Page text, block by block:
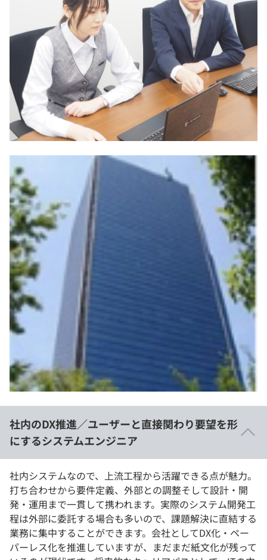
社内のDX推進／ユーザーと直接関わり要望を形
にするシステムエンジニア
社内システムなので、上流工程から活躍できる点が魅力。
打ち合わせから要件定義、外部との調整そして設計・開
発・運用まで一貫して携われます。実際のシステム開発工
程は外部に委託する場合も多いので、課題解決に直結する
業務に集中することができます。会社としてDX化・ペー
パーレス化を推進していますが、まだまだ紙文化が残って